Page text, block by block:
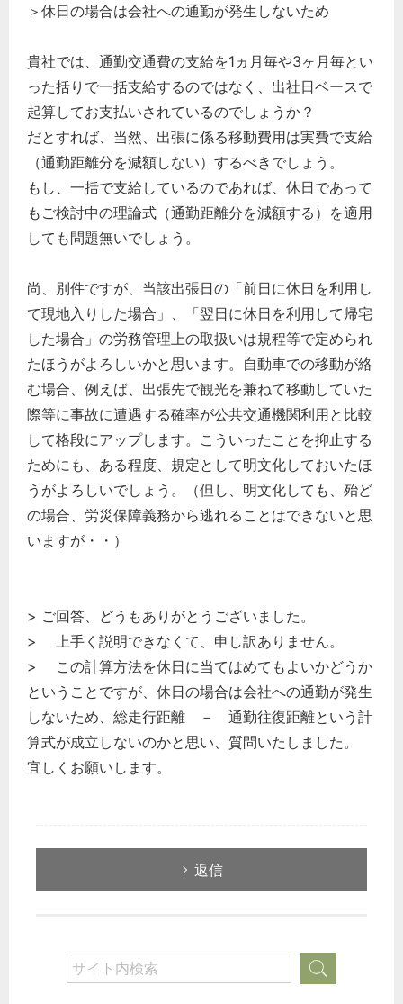
＞休日の場合は会社への通勤が発生しないため
貴社では、通勤交通費の支給を1ヵ月毎や3ヶ月毎とい
った括りで一括支給するのではなく、出社日ベースで
起算してお支払いされているのでしょうか？
だとすれば、当然、出張に係る移動費用は実費で支給
（通勤距離分を減額しない）するべきでしょう。
もし、一括で支給しているのであれば、休日であって
もご検討中の理論式（通勤距離分を減額する）を適用
しても問題無いでしょう。
尚、別件ですが、当該出張日の「前日に休日を利用し
て現地入りした場合」、「翌日に休日を利用して帰宅
した場合」の労務管理上の取扱いは規程等で定められ
たほうがよろしいかと思います。自動車での移動が絡
む場合、例えば、出張先で観光を兼ねて移動していた
際等に事故に遭遇する確率が公共交通機関利用と比較
して格段にアップします。こういったことを抑止する
ためにも、ある程度、規定として明文化しておいたほ
うがよろしいでしょう。（但し、明文化しても、殆ど
の場合、労災保障義務から逃れることはできないと思
いますが・・）
> ご回答、どうもありがとうございました。
> 上手く説明できなくて、申し訳ありません。
> この計算方法を休日に当てはめてもよいかどうか
ということですが、休日の場合は会社への通勤が発生
しないため、総走行距離 － 通勤往復距離という計
算式が成立しないのかと思い、質問いたしました。
宜しくお願いします。
返信